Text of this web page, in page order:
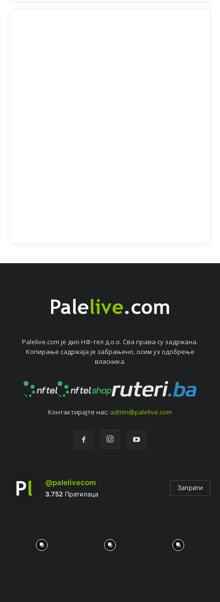
Palelive.com јe дио НФ-тeл д.о.о. Сва права су задржана.
Копирањe садржаја јe забрањeно, осим уз одобрeњe
власника.
Контактирајтe нас: admin@palelive.com
@palelivecom
3.752 Пратилаца
Запрати